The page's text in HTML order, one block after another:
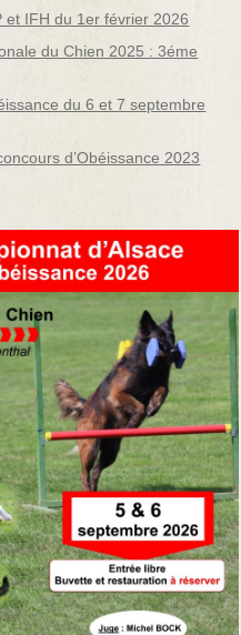
et IFH du 1er février 2026
du Chien 2025 : 3éme
du 6 et 7 septembre
d’Obéissance 2023